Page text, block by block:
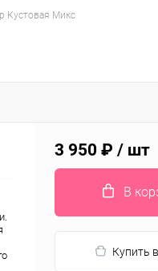
Кустовая Микс
3 950 ₽ / шт
В
Купить